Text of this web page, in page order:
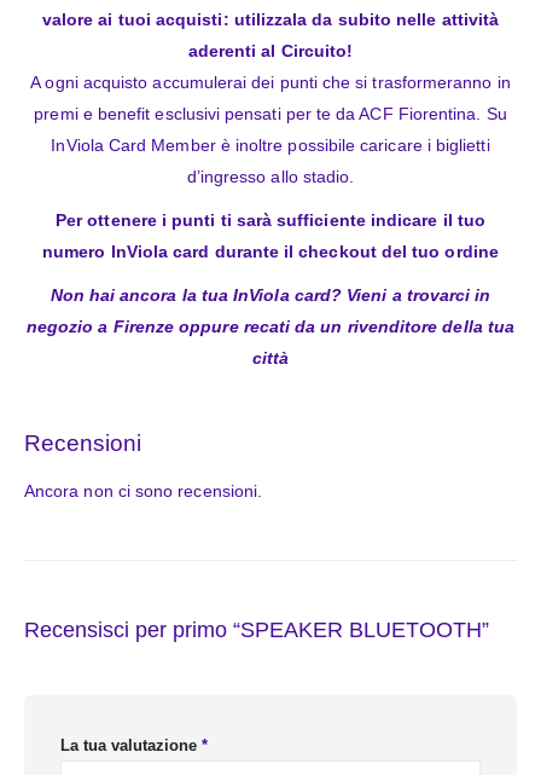
valore ai tuoi acquisti: utilizzala da subito nelle attività
aderenti al Circuito!
A ogni acquisto accumulerai dei punti che si trasformeranno in
premi e benefit esclusivi pensati per te da ACF Fiorentina. Su
InViola Card Member è inoltre possibile caricare i biglietti
d’ingresso allo stadio.
Per ottenere i punti ti sarà sufficiente indicare il tuo
numero InViola card durante il checkout del tuo ordine
Non hai ancora la tua InViola card? Vieni a trovarci in
negozio a Firenze oppure recati da un rivenditore della tua
città
Recensioni
Ancora non ci sono recensioni.
Recensisci per primo “SPEAKER BLUETOOTH”
La tua valutazione *